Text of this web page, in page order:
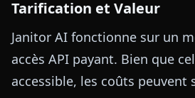
Tarification et Valeur
Janitor AI fonctionne sur un
accès API payant. Bien que
accessible, les coûts peuvent